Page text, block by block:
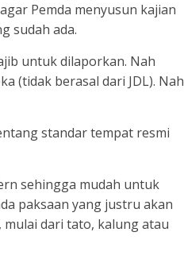
Pemda menyusun kajian
sudah ada.
untuk dilaporkan. Nah
(tidak berasal dari JDL). Nah
standar tempat resmi
sehingga mudah untuk
paksaan yang justru akan
dari tato, kalung atau